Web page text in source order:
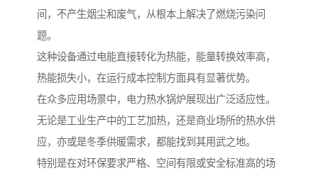
间，不产生烟尘和废气，从根本上解决了燃烧污染问
题。
这种设备通过电能直接转化为热能，能量转换效率高，
热能损失小，在运行成本控制方面具有显著优势。
在众多应用场景中，电力热水锅炉展现出广泛适应性。
无论是工业生产中的工艺加热，还是商业场所的热水供
应，亦或是冬季供暖需求，都能找到其用武之地。
特别是在对环保要求严格、空间有限或安全标准高的场